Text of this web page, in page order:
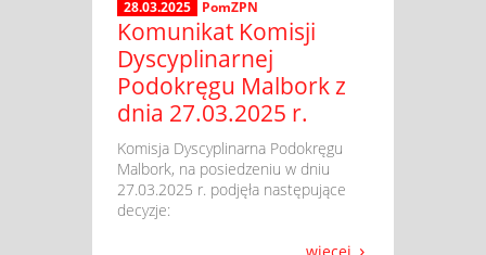
28.03.2025 PomZPN
Komunikat Komisji
Dyscyplinarnej
Podokręgu Malbork z
dnia 27.03.2025 r.
​ Komisja Dyscyplinarna Podokręgu
Malbork, na posiedzeniu w dniu
27.03.2025 r. podjęła następujące
decyzje: